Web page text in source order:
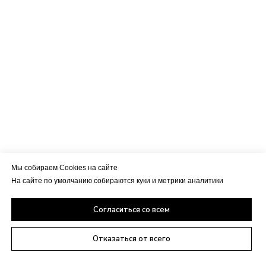
Мы собираем Cookies на сайте
На сайте по умолчанию собираются куки и метрики аналитики
Согласиться со всем
Отказаться от всего